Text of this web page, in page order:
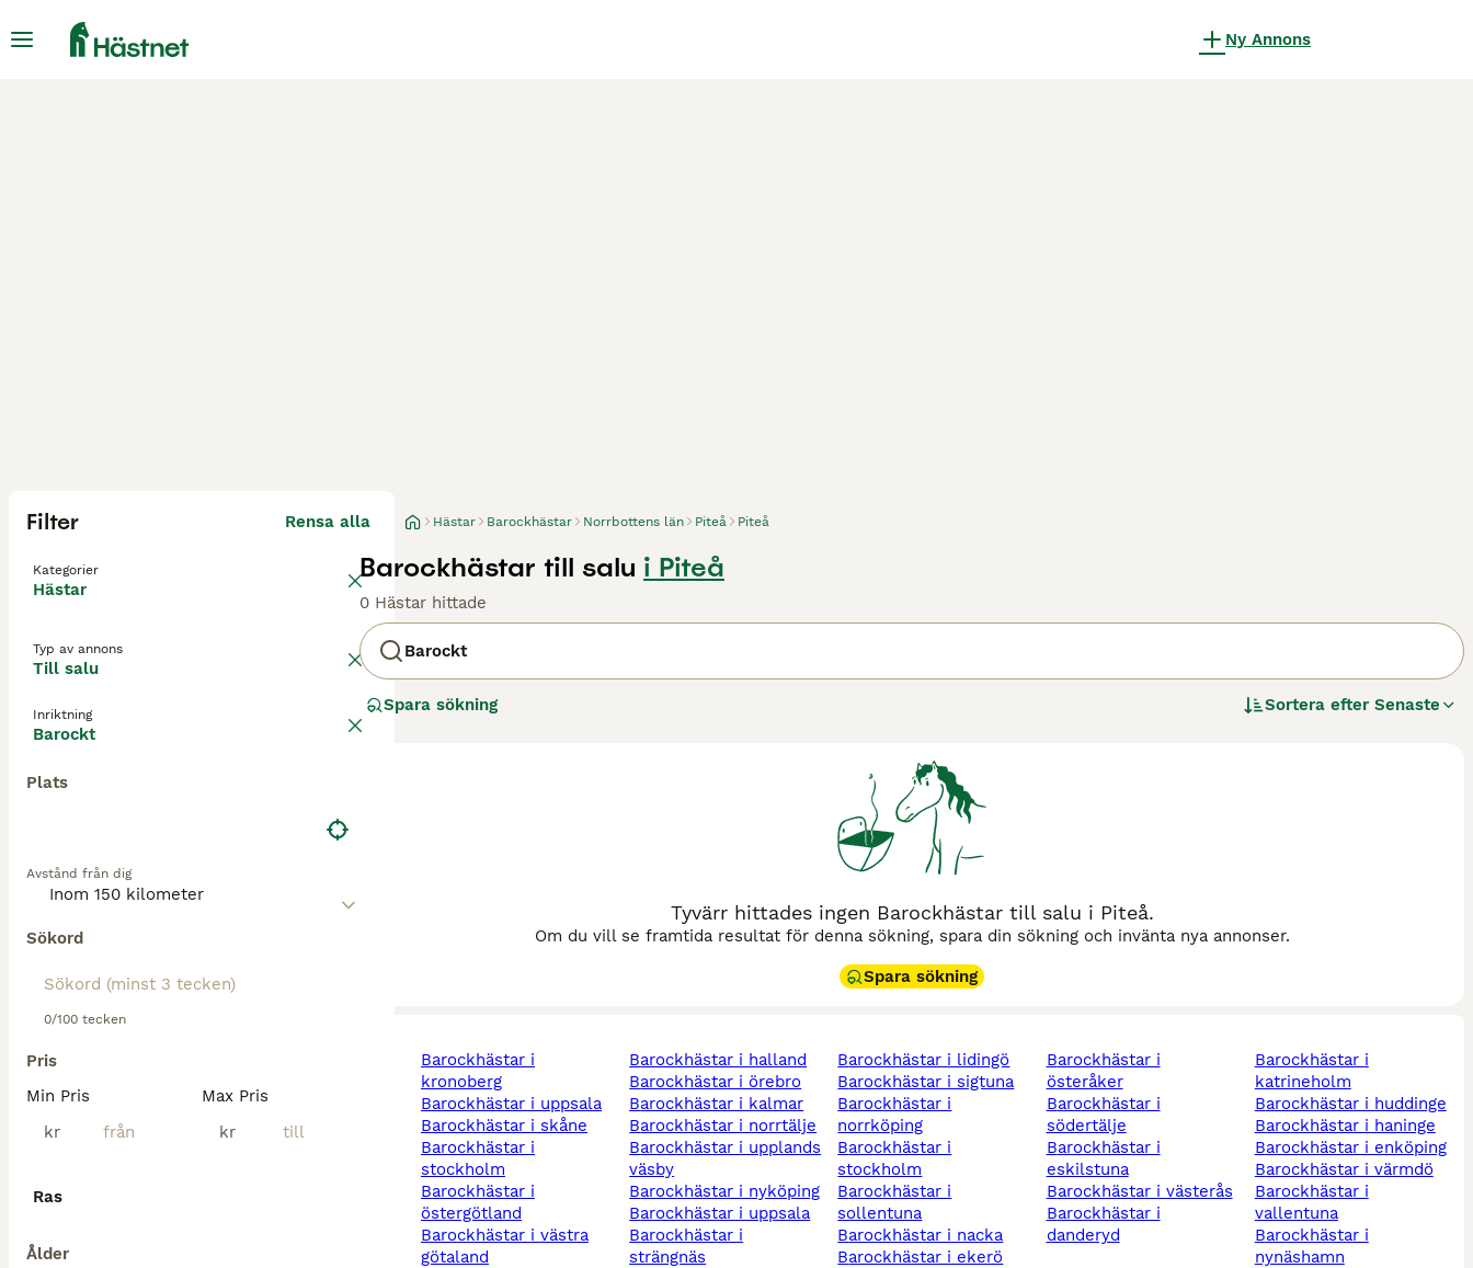
Ny Annons
Filter Rensa alla
Kategorier
Hästar
Typ av annons
Till salu
Inriktning
Barockt
Plats
Avstånd från dig
Sökord
0/100 tecken
Pris
Min Pris
kr
Max Pris
kr
Ras
Ålder
Hästar Barockhästar Norrbottens län Piteå Piteå
Barockhästar till salu i Piteå
0 Hästar hittade
Barockt
Spara sökning Sortera efter Senaste
Tyvärr hittades ingen Barockhästar till salu i Piteå.
Om du vill se framtida resultat för denna sökning, spara din sökning och invänta nya annonser.
Spara sökning
barockhästar i
kronoberg
barockhästar i uppsala
barockhästar i skåne
barockhästar i
stockholm
barockhästar i
östergötland
barockhästar i västra
götaland
barockhästar i halland
barockhästar i örebro
barockhästar i kalmar
barockhästar i norrtälje
barockhästar i upplands
väsby
barockhästar i nyköping
barockhästar i uppsala
barockhästar i
strängnäs
barockhästar i lidingö
barockhästar i sigtuna
barockhästar i
norrköping
barockhästar i
stockholm
barockhästar i
sollentuna
barockhästar i nacka
barockhästar i ekerö
barockhästar i
österåker
barockhästar i
södertälje
barockhästar i
eskilstuna
barockhästar i västerås
barockhästar i
danderyd
barockhästar i
katrineholm
barockhästar i huddinge
barockhästar i haninge
barockhästar i enköping
barockhästar i värmdö
barockhästar i
vallentuna
barockhästar i
nynäshamn